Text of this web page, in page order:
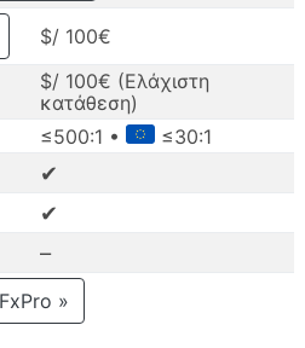
$/ 100€
$/ 100€ (Ελάχιστη
κατάθεση)
≤500:1 •
≤30:1
✔
✔
–
FxPro »